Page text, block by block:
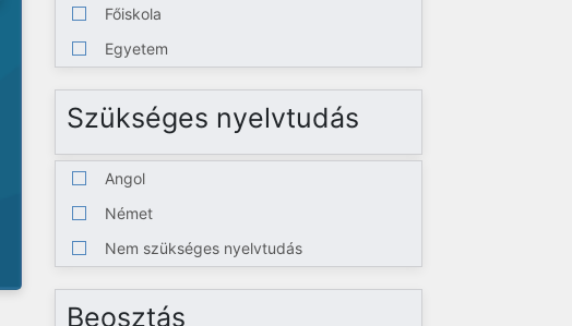
Főiskola
Egyetem
Szükséges nyelvtudás
Angol
Német
Nem szükséges nyelvtudás
Beosztás